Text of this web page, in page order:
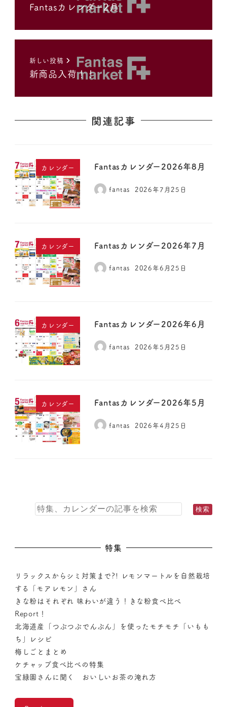
Fantasカレンダー2月
新しい投稿
新商品入荷！！
関連記事
カレンダー Fantasカレンダー2026年8月
fantas 2026年7月25日
カレンダー Fantasカレンダー2026年7月
fantas 2026年6月25日
カレンダー Fantasカレンダー2026年6月
fantas 2026年5月25日
カレンダー Fantasカレンダー2026年5月
fantas 2026年4月25日
特集
リラックスからシミ対策まで?! レモンマートルを自然栽培
する「モアレモン」さん
きな粉はそれぞれ 味わいが違う！きな粉食べ比べ
Report！
北海道産「つぶつぶでんぷん」を使ったモチモチ「いもも
ち」レシピ
梅しごとまとめ
ケチャップ食べ比べの特集
宝緑園さんに聞く おいしいお茶の淹れ方